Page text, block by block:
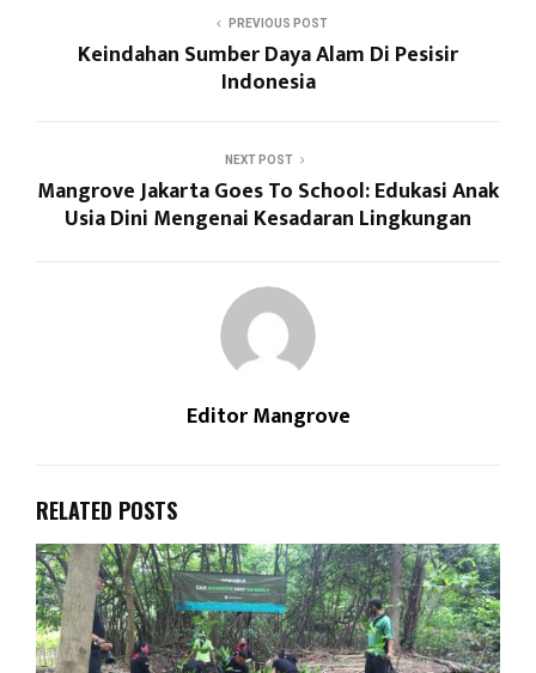
PREVIOUS POST
Keindahan Sumber Daya Alam Di Pesisir
Indonesia
NEXT POST
Mangrove Jakarta Goes To School: Edukasi Anak
Usia Dini Mengenai Kesadaran Lingkungan
Editor Mangrove
RELATED POSTS